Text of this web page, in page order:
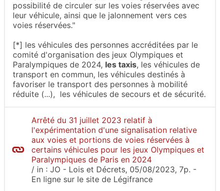
possibilité de circuler sur les voies réservées avec
leur véhicule, ainsi que le jalonnement vers ces
voies réservées."
[*] les véhicules des personnes accréditées par le
comité d'organisation des jeux Olympiques et
Paralympiques de 2024, les taxis, les véhicules de
transport en commun, les véhicules destinés à
favoriser le transport des personnes à mobilité
réduite (...), les véhicules de secours et de sécurité.
Arrêté du 31 juillet 2023 relatif à
l'expérimentation d'une signalisation relative
aux voies et portions de voies réservées à
certains véhicules pour les jeux Olympiques et
Paralympiques de Paris en 2024
/ in : JO - Lois et Décrets, 05/08/2023, 7p. -
En ligne sur le site de Légifrance